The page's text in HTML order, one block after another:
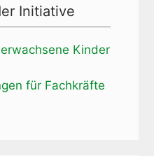
Initiative
Kinder
für Fachkräfte